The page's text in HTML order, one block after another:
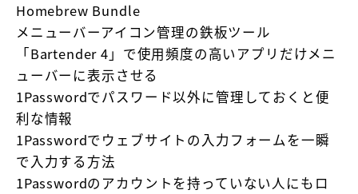
Homebrew Bundle
メニューバーアイコン管理の鉄板ツール
「Bartender 4」で使用頻度の高いアプリだけメニ
ューバーに表示させる
1Passwordでパスワード以外に管理しておくと便
利な情報
1Passwordでウェブサイトの入力フォームを一瞬
で入力する方法
1Passwordのアカウントを持っていない人にもロ